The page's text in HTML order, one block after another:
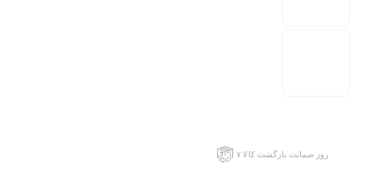
۷ روز ضمانت بازگشت کالا